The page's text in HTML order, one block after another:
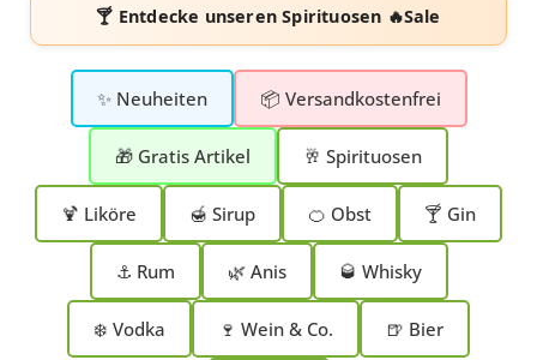
🍸 Entdecke unserenSpirituosen 🔥Sale
✨ Neuheiten 📦 Versandkostenfrei
🎁 Gratis Artikel 🥂 Spirituosen
🍹 Liköre 🍯 Sirup 🍊 Obst 🍸 Gin
⚓ Rum 🌿 Anis 🥃 Whisky
❄️ Vodka 🍷 Wein & Co. 🍺 Bier